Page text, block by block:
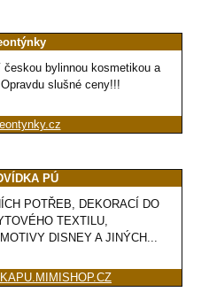
bylinnou kosmetikou a
slušné ceny!!!
PÚ
POTŘEB, DEKORACÍ DO
TEXTILU,
DISNEY A JINÝCH...